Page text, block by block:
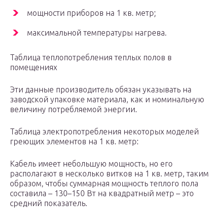
мощности приборов на 1 кв. метр;
максимальной температуры нагрева.
Таблица теплопотребления теплых полов в
помещениях
Эти данные производитель обязан указывать на
заводской упаковке материала, как и номинальную
величину потребляемой энергии.
Таблица электропотребления некоторых моделей
греющих элементов на 1 кв. метр:
Кабель имеет небольшую мощность, но его
располагают в несколько витков на 1 кв. метр, таким
образом, чтобы суммарная мощность теплого пола
составила – 130–150 Вт на квадратный метр – это
средний показатель.